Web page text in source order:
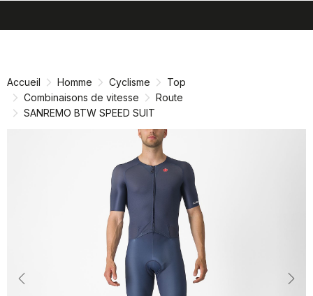
directement
navigation
directement
Accueil Homme Cyclisme
Top
Combinaisons de vitesse
Route
SANREMO BTW SPEED SUIT
Previous